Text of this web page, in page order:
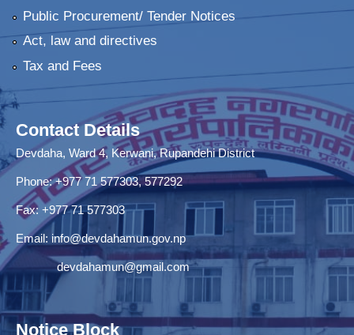
Public Procurement/ Tender Notices
Act, law and directives
Tax and Fees
Contact Details
Devdaha, Ward 4, Kerwani, Rupandehi District
Phone: +977 71 577303, 577292
Fax: +977 71 577303
Email: info@devdahamun.gov.np
devdahamun@gmail.com
Notice Block